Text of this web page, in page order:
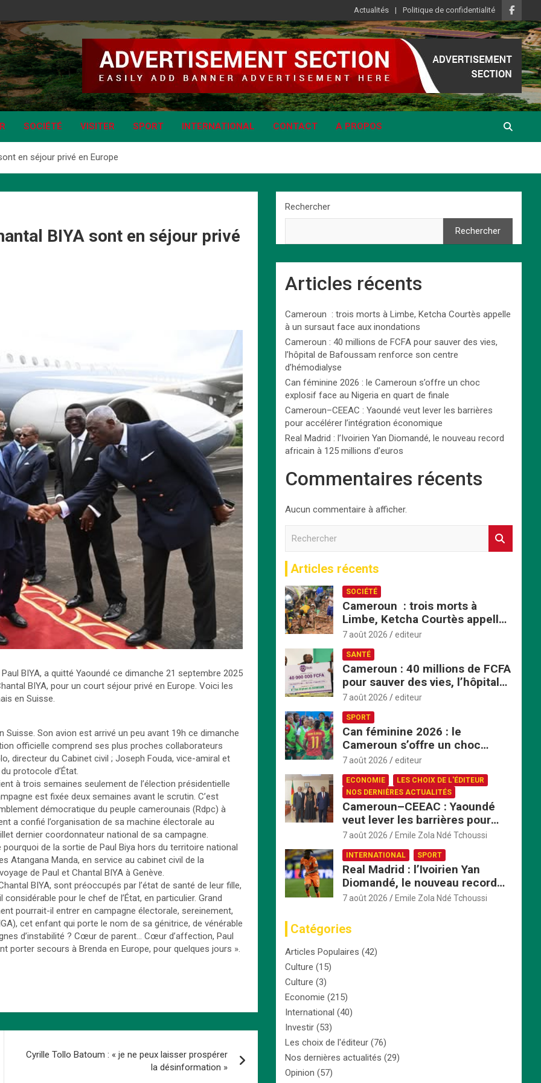
Actualités Politique de confidentialité
SOCIÉTÉ VISITER SPORT INTERNATIONAL CONTACT A PROPOS
en séjour privé en Europe
BIYA sont en séjour privé
BIYA, a quitté Yaoundé ce dimanche 21 septembre 2025
BIYA, pour un court séjour privé en Europe. Voici les
en Suisse.
Suisse. Son avion est arrivé un peu avant 19h ce dimanche
officielle comprend ses plus proches collaborateurs
directeur du Cabinet civil ; Joseph Fouda, vice-amiral et
protocole d’État.
à trois semaines seulement de l’élection présidentielle
est fixée deux semaines avant le scrutin. C’est
démocratique du peuple camerounais (Rdpc) à
a confié l’organisation de sa machine électorale au
dernier coordonnateur national de sa campagne.
de la sortie de Paul Biya hors du territoire national
Atangana Manda, en service au cabinet civil de la
de Paul et Chantal BIYA à Genève.
BIYA, sont préoccupés par l’état de santé de leur fille,
pour le chef de l’État, en particulier. Grand
pourrait-il entrer en campagne électorale, sereinement,
cet enfant qui porte le nom de sa génitrice, de vénérable
d’instabilité ? Cœur de parent… Cœur d’affection, Paul
porter secours à Brenda en Europe, pour quelques jours ».
Cyrille Tollo Batoum : « je ne peux laisser prospérer
la désinformation »
Rechercher
Rechercher
Articles récents
Cameroun : trois morts à Limbe, Ketcha Courtès appelle
à un sursaut face aux inondations
Cameroun : 40 millions de FCFA pour sauver des vies,
l’hôpital de Bafoussam renforce son centre
d’hémodialyse
Can féminine 2026 : le Cameroun s’offre un choc
explosif face au Nigeria en quart de finale
Cameroun–CEEAC : Yaoundé veut lever les barrières
pour accélérer l’intégration économique
Real Madrid : l’Ivoirien Yan Diomandé, le nouveau record
africain à 125 millions d’euros
Commentaires récents
Aucun commentaire à afficher.
r
c
h
e
Articles récents
SOCIÉTÉ
Cameroun : trois morts à
Limbe, Ketcha Courtès appelle
à un sursaut face aux
inondations
7 août 2026 editeur
SANTÉ
Cameroun : 40 millions de FCFA
pour sauver des vies, l’hôpital
de Bafoussam renforce son
centre d’hémodialyse
7 août 2026 editeur
SPORT
Can féminine 2026 : le
Cameroun s’offre un choc
explosif face au Nigeria en
quart de finale
7 août 2026 editeur
ECONOMIE
LES CHOIX DE L'ÉDITEUR
NOS DERNIÈRES ACTUALITÉS
Cameroun–CEEAC : Yaoundé
veut lever les barrières pour
accélérer l’intégration
économique
7 août 2026 Emile Zola Ndé Tchoussi
INTERNATIONAL SPORT
Real Madrid : l’Ivoirien Yan
Diomandé, le nouveau record
africain à 125 millions d’euros
7 août 2026 Emile Zola Ndé Tchoussi
Catégories
Articles Populaires (42)
Culture (15)
Culture (3)
Economie (215)
International (40)
Investir (53)
Les choix de l'éditeur (76)
Nos dernières actualités (29)
Opinion (57)